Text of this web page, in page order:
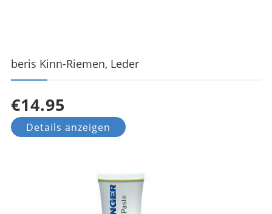
beris Kinn-Riemen, Leder
€14.95
Details anzeigen